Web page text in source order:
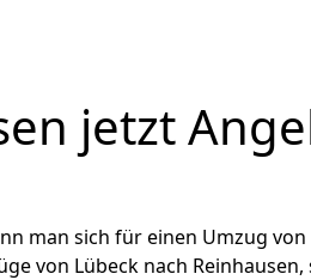
jetzt
man sich für einen Umzug von
von Lübeck nach Reinhausen,